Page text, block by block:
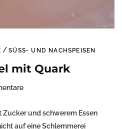
/SÜSS- UND NACHSPEISEN
mit Quark
Zucker und schwerem Essen
auf eine Schlemmerei